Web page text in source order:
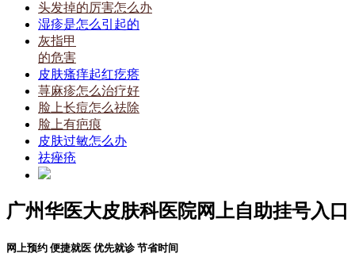
头发掉的厉害怎么办
湿疹是怎么引起的
灰指甲
的危害
皮肤瘙痒起红疙瘩
荨麻疹怎么治疗好
脸上长痘怎么祛除
脸上有疤痕
皮肤过敏怎么办
祛痤疮
广州华医大皮肤科医院网上自助挂号入口
网上预约 便捷就医 优先就诊 节省时间